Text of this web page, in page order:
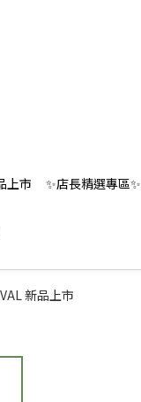
上市 ✨店長精選專區✨
新品上市